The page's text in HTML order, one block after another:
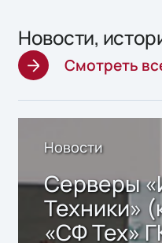
Новости,
Смотреть
Новости
Серверы
Техники»
«СФ Тех»